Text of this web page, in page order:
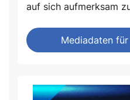
auf sich aufmerksam
Mediadaten